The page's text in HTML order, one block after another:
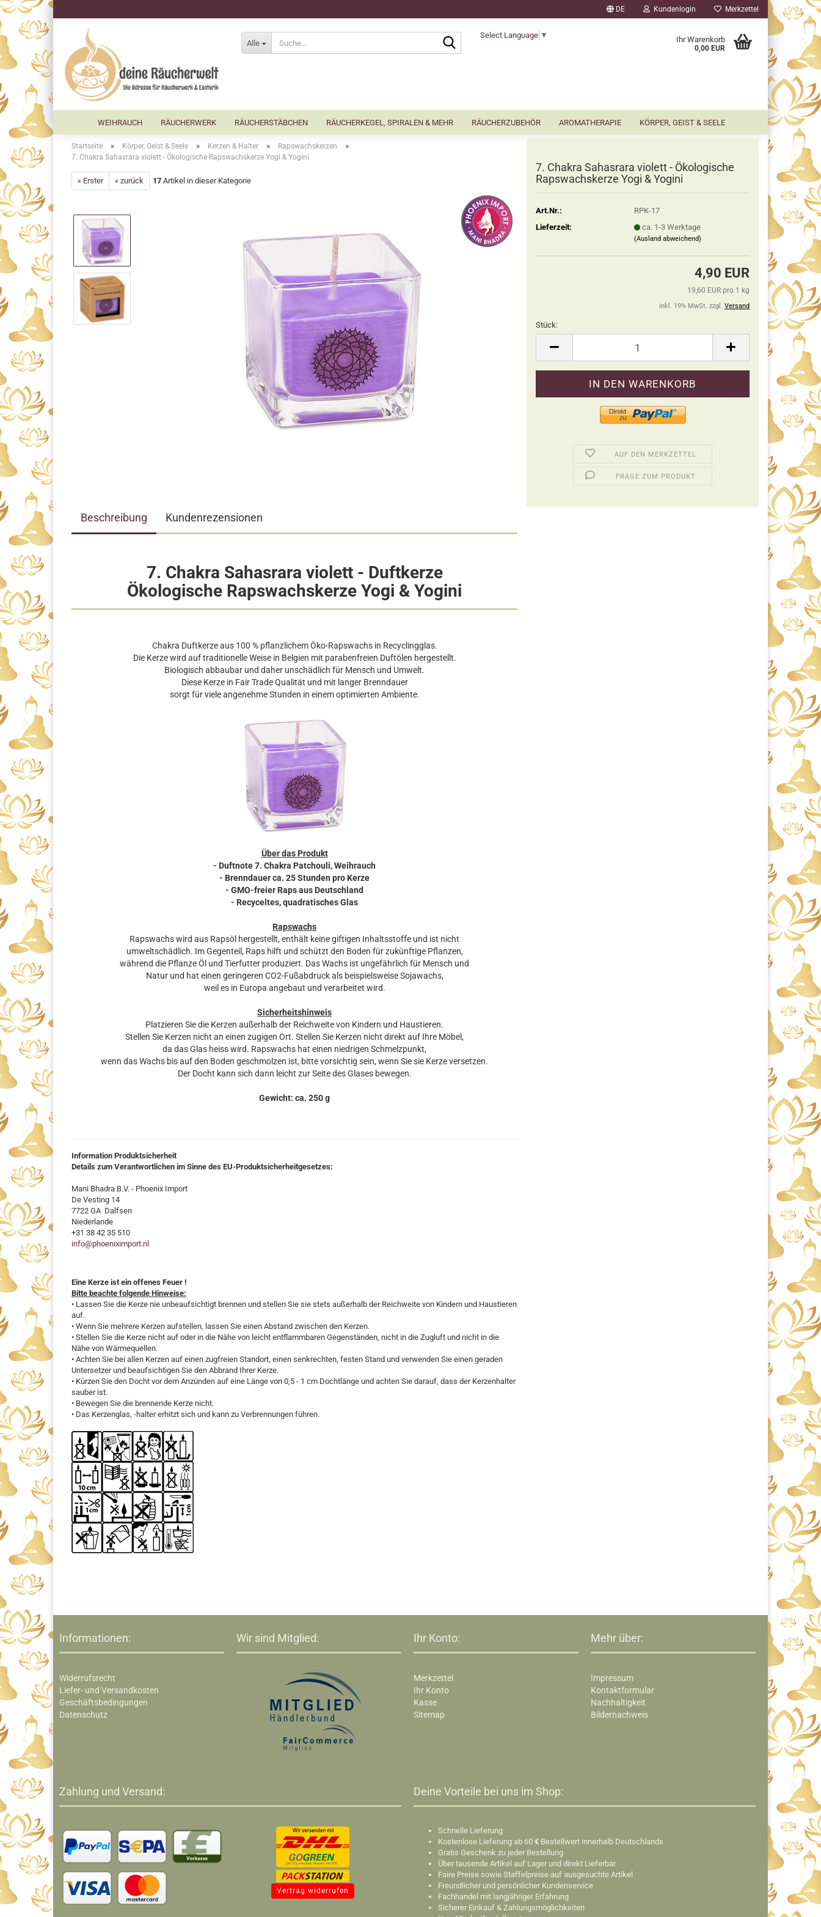
DE Kundenlogin Merkzettel
Alle
Suche...Select Language ▼ Ihr Warenkorb
0,00 EUR
WEIHRAUCH RÄUCHERWERK RÄUCHERSTÄBCHEN RÄUCHERKEGEL, SPIRALEN & MEHR RÄUCHERZUBEHÖR AROMATHERAPIE KÖRPER, GEIST & SEELE
Startseite » Körper, Geist & Seele » Kerzen & Halter » Rapswachskerzen »
7. Chakra Sahasrara violett - Ökologische Rapswachskerze Yogi & Yogini
« Erster « zurück 17 Artikel in dieser Kategorie
7. Chakra Sahasrara violett - Ökologische
Rapswachskerze Yogi & Yogini
Art.Nr.:
RPK-17
Lieferzeit:
ca. 1-3 Werktage
(Ausland abweichend)
4,90 EUR
19,60 EUR pro 1 kg
inkl. 19% MwSt. zzgl. Versand
Stück:
Stück
AUF DEN MERKZETTEL
FRAGE ZUM PRODUKT
Beschreibung Kundenrezensionen
7. Chakra Sahasrara violett - Duftkerze
Ökologische Rapswachskerze Yogi & Yogini
Chakra Duftkerze aus 100 % pflanzlichem Öko-Rapswachs in Recyclingglas.
Die Kerze wird auf traditionelle Weise in Belgien mit parabenfreien Duftölen hergestellt.
Biologisch abbaubar und daher unschädlich für Mensch und Umwelt.
Diese Kerze in Fair Trade Qualität und mit langer Brenndauer
sorgt für viele angenehme Stunden in einem optimierten Ambiente.
Über das Produkt
- Duftnote 7. Chakra Patchouli, Weihrauch
- Brenndauer ca. 25 Stunden pro Kerze
- GMO-freier Raps aus Deutschland
- Recyceltes, quadratisches Glas
Rapswachs
Rapswachs wird aus Rapsöl hergestellt, enthält keine giftigen Inhaltsstoffe und ist nicht
umweltschädlich. Im Gegenteil, Raps hilft und schützt den Boden für zukünftige Pflanzen,
während die Pflanze Öl und Tierfutter produziert. Das Wachs ist ungefährlich für Mensch und
Natur und hat einen geringeren CO2-Fußabdruck als beispielsweise Sojawachs,
weil es in Europa angebaut und verarbeitet wird.
Sicherheitshinweis
Platzieren Sie die Kerzen außerhalb der Reichweite von Kindern und Haustieren.
Stellen Sie Kerzen nicht an einen zugigen Ort. Stellen Sie Kerzen nicht direkt auf Ihre Möbel,
da das Glas heiss wird. Rapswachs hat einen niedrigen Schmelzpunkt,
wenn das Wachs bis auf den Boden geschmolzen ist, bitte vorsichtig sein, wenn Sie sie Kerze versetzen.
Der Docht kann sich dann leicht zur Seite des Glases bewegen.
Gewicht: ca. 250 g
Information Produktsicherheit
Details zum Verantwortlichen im Sinne des EU-Produktsicherheitgesetzes:
Mani Bhadra B.V. - Phoenix Import
De Vesting 14
7722 GA Dalfsen
Niederlande
+31 38 42 35 510
info@phoeniximport.nl
Eine Kerze ist ein offenes Feuer !
Bitte beachte folgende Hinweise:
• Lassen Sie die Kerze nie unbeaufsichtigt brennen und stellen Sie sie stets außerhalb der Reichweite von Kindern und Haustieren
auf.
• Wenn Sie mehrere Kerzen aufstellen, lassen Sie einen Abstand zwischen den Kerzen.
• Stellen Sie die Kerze nicht auf oder in die Nähe von leicht entflammbaren Gegenständen, nicht in die Zugluft und nicht in die
Nähe von Wärmequellen.
• Achten Sie bei allen Kerzen auf einen zugfreien Standort, einen senkrechten, festen Stand und verwenden Sie einen geraden
Untersetzer und beaufsichtigen Sie den Abbrand Ihrer Kerze.
• Kürzen Sie den Docht vor dem Anzünden auf eine Länge von 0,5 - 1 cm Dochtlänge und achten Sie darauf, dass der Kerzenhalter
sauber ist.
• Bewegen Sie die brennende Kerze nicht.
• Das Kerzenglas, -halter erhitzt sich und kann zu Verbrennungen führen.
Informationen:
Widerrufsrecht
Liefer- und Versandkosten
Geschäftsbedingungen
Datenschutz
Wir sind Mitglied: Ihr Konto:
Merkzettel
Ihr Konto
Kasse
Sitemap
Mehr über:
Impressum
Kontaktformular
Nachhaltigkeit
Bildernachweis
Zahlung und Versand:
Vertrag widerrufen
Deine Vorteile bei uns im Shop:​
Schnelle Lieferung
Kostenlose Lieferung ab 60 € Bestellwert innerhalb Deutschlands
Gratis Geschenk zu jeder Bestellung
Über tausende Artikel auf Lager und direkt Lieferbar
Faire Preise sowie Staffelpreise auf ausgesuchte Artikel
Freundlicher und persönlicher Kundenservice
Fachhandel mit langjähriger Erfahrung
Sicherer Einkauf & Zahlungsmöglichkeiten